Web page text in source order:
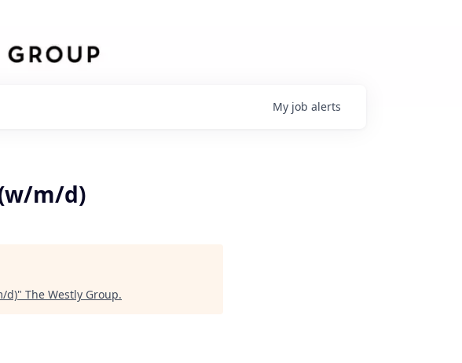
My job alerts
m/d)
d)" The Westly Group.